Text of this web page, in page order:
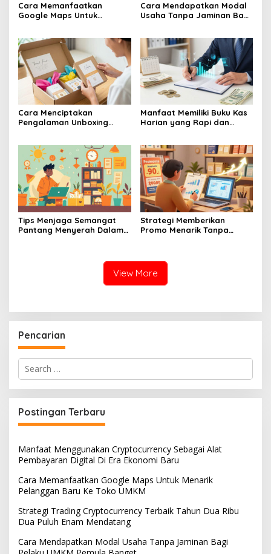
Cara Memanfaatkan
Google Maps Untuk
Cara Mendapatkan Modal
Usaha Tanpa Jaminan Bagi
Cara Menciptakan
Pengalaman Unboxing
UMKM
Manfaat Memiliki Buku Kas
Harian yang Rapi dan
Tips Menjaga Semangat
Pantang Menyerah Dalam
Strategi Memberikan
Promo Menarik Tanpa
View More
Pencarian
Search
for:
Postingan Terbaru
Manfaat Menggunakan Cryptocurrency Sebagai Alat
Pembayaran Digital Di Era Ekonomi Baru
Cara Memanfaatkan Google Maps Untuk Menarik
Pelanggan Baru Ke Toko UMKM
Strategi Trading Cryptocurrency Terbaik Tahun Dua Ribu
Dua Puluh Enam Mendatang
Cara Mendapatkan Modal Usaha Tanpa Jaminan Bagi